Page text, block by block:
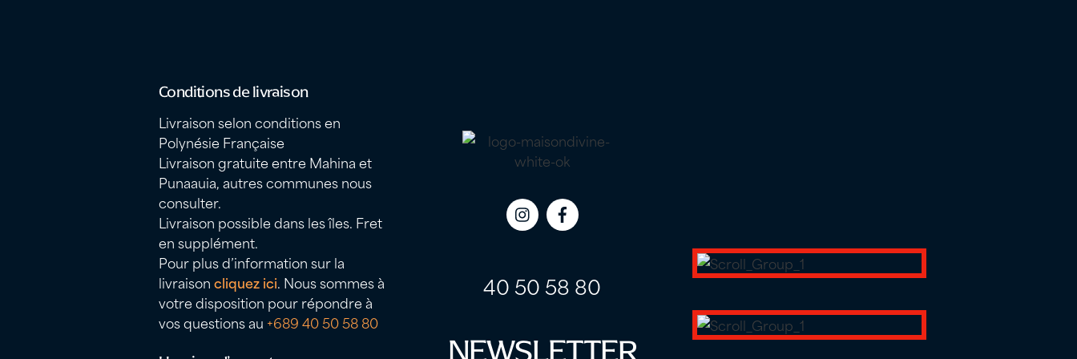
Conditions de livraison
Livraison selon conditions en
Polynésie Française
Livraison gratuite entre Mahina et
Punaauia, autres communes nous
consulter.
Livraison possible dans les îles. Fret
en supplément.
Pour plus d’information sur la
livraisoncliquez ici. Nous sommes à
votre disposition pour répondre à
vos questions au +689 40 50 58 80
Icon
Icon
40 50 58 80
NEWSLETTER